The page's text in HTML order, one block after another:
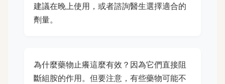
建議在晚上使用，或者諮詢醫生選擇適合的
劑量。
為什麼藥物止癢這麼有效？因為它們直接阻
斷組胺的作用。但要注意，有些藥物可能不